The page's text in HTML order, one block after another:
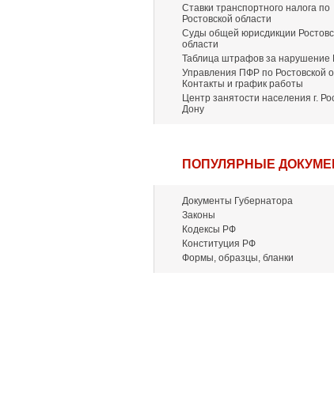
Ставки транспортного налога по
Ростовской области
Суды общей юрисдикции
области
Таблица штрафов за
Управления ПФР по Ростовской
Контакты и график работы
Центр занятости населения г.
Дону
ПОПУЛЯРНЫЕ
Документы Губернатора
Законы
Кодексы РФ
Конституция РФ
Формы, образцы, бланки